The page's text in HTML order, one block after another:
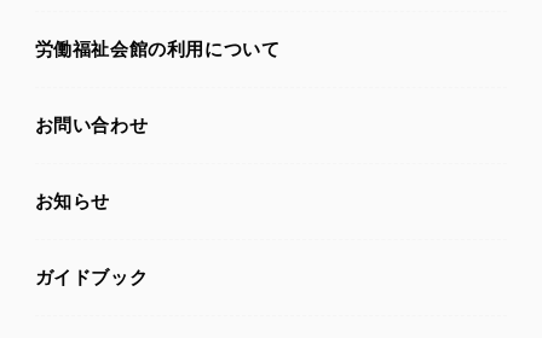
労働福祉会館の利用について
お問い合わせ
お知らせ
ガイドブック